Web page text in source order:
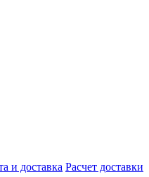
и доставка Расчет доставки